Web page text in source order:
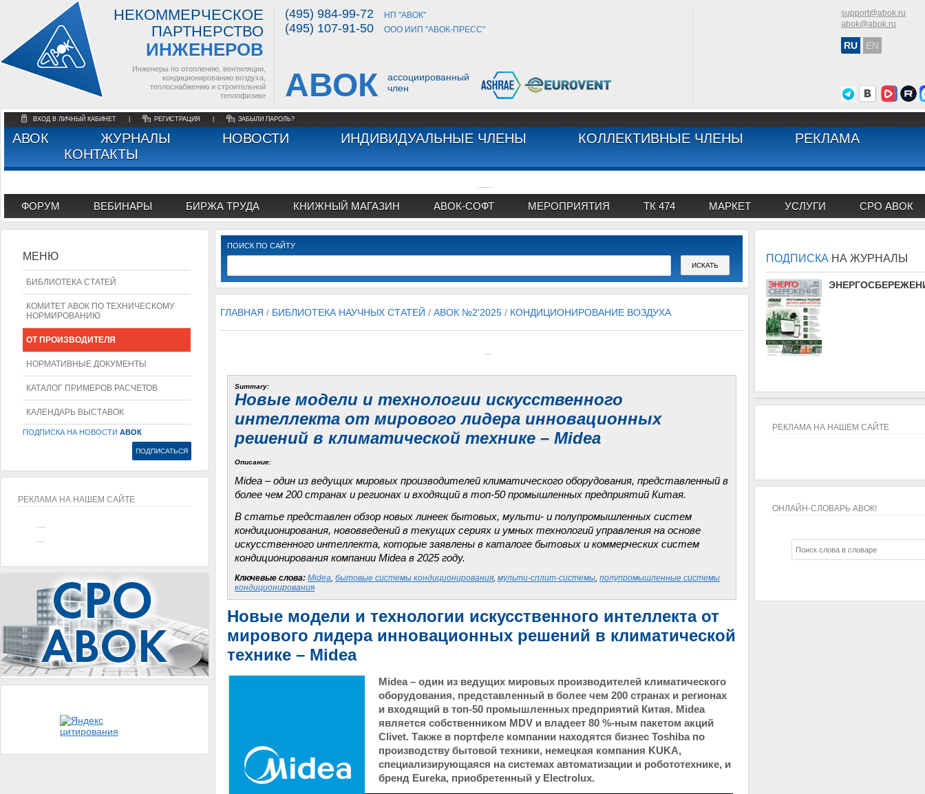
НЕКОММЕРЧЕСКОЕ
ПАРТНЕРСТВО
ИНЖЕНЕРОВ
Инженеры по отоплению, вентиляции,
кондиционированию воздуха,
теплоснабжению и строительной
теплофизике
(495) 984-99-72 НП "АВОК"
(495) 107-91-50 ООО ИИП "АВОК-ПРЕСС"
АВОК
ассоциированный
член
support@abok.ru
abok@abok.ru
RU EN
ВХОД В ЛИЧНЫЙ КАБИНЕТ РЕГИСТРАЦИЯ ЗАБЫЛИ ПАРОЛЬ?
АВОК ЖУРНАЛЫ НОВОСТИ ИНДИВИДУАЛЬНЫЕ ЧЛЕНЫ КОЛЛЕКТИВНЫЕ ЧЛЕНЫ
РЕКЛАМА
КОНТАКТЫ
ФОРУМ ВЕБИНАРЫ БИРЖА ТРУДА КНИЖНЫЙ МАГАЗИН АВОК-СОФТ МЕРОПРИЯТИЯ ТК 474 МАРКЕТ УСЛУГИ СРО АВОК
ПОИСК ПО САЙТУ
ГЛАВНАЯ / БИБЛИОТЕКА НАУЧНЫХ СТАТЕЙ / АВОК №2'2025 / КОНДИЦИОНИРОВАНИЕ ВОЗДУХА
Summary:
Новые модели и технологии искусственного
интеллекта от мирового лидера инновационных
решений в климатической технике – Midea
Описание:
Midea – один из ведущих мировых производителей климатического оборудования, представленный в
более чем 200 странах и регионах и входящий в топ-50 промышленных предприятий Китая.
В статье представлен обзор новых линеек бытовых, мульти- и полупромышленных систем
кондиционирования, нововведений в текущих сериях и умных технологий управления на основе
искусственного интеллекта, которые заявлены в каталоге бытовых и коммерческих систем
кондиционирования компании Midea в 2025 году.
Ключевые слова: Midea, бытовые системы кондиционирования, мульти-сплит-системы, полупромышленные системы
кондиционирования
Новые модели и технологии искусственного интеллекта от
мирового лидера инновационных решений в климатической
технике – Midea
Midea – один из ведущих мировых производителей климатического
оборудования, представленный в более чем 200 странах и регионах
и входящий в топ-50 промышленных предприятий Китая. Midea
является собственником MDV и владеет 80 %-ным пакетом акций
Clivet. Также в портфеле компании находятся бизнес Toshiba по
производству бытовой техники, немецкая компания KUKA,
специализирующаяся на системах автоматизации и робототехнике, и
бренд Eureka, приобретенный у Electrolux.
МЕНЮ
БИБЛИОТЕКА СТАТЕЙ
КОМИТЕТ АВОК ПО ТЕХНИЧЕСКОМУ
НОРМИРОВАНИЮ
ОТ ПРОИЗВОДИТЕЛЯ
НОРМАТИВНЫЕ ДОКУМЕНТЫ
КАТАЛОГ ПРИМЕРОВ РАСЧЕТОВ
КАЛЕНДАРЬ ВЫСТАВОК
ПОДПИСКА НА НОВОСТИ АВОК
РЕКЛАМА НА НАШЕМ САЙТЕ
ПОДПИСКА НА ЖУРНАЛЫ
АВОК
РЕКЛАМА НА НАШЕМ САЙТЕ
ОНЛАЙН-СЛОВАРЬ АВОК!